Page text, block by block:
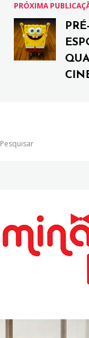
PRÓXIMA
Pesquisar